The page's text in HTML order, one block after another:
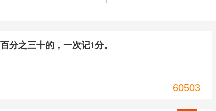
分之三十的，一次记1分。
60503